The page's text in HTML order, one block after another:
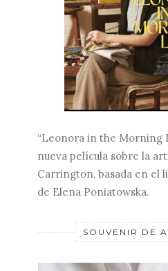
“Leonora in the Morning
nueva película sobre la
Carrington, basada en el
de Elena Poniatowska.
SOUVENIR DE